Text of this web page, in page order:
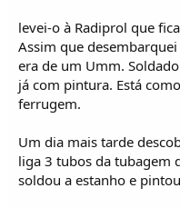
levei-o à Radiprol que
Assim que
era de um Umm.
já com pintura. Está
ferrugem.
Um dia mais tarde
liga 3 tubos da tubagem
soldou a estanho e